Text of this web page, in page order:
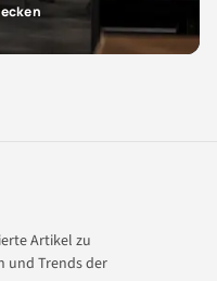
Artikel zu
und Trends der